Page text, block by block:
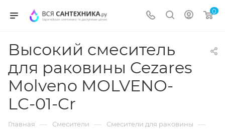
0
Высокий смеситель
для раковины Cezares
Molveno MOLVENO-
LC-01-Cr
Главная — Смесители — Смесители для раковины —